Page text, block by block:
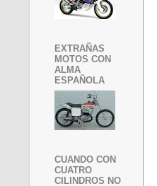
EXTRAÑAS
MOTOS CON
ALMA
ESPAÑOLA
CUANDO CON
CUATRO
CILINDROS NO